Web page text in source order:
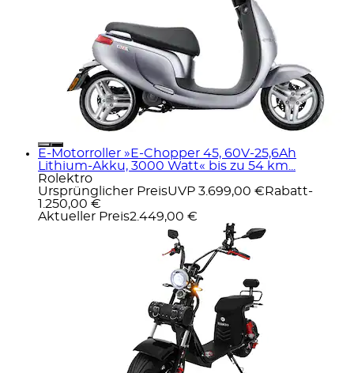
E-Motorroller »E-Chopper 45, 60V-25,6Ah
Lithium-Akku, 3000 Watt« bis zu 54 km...
Rolektro
Ursprünglicher PreisUVP 3.699,00 € Rabatt-
1.250,00 €
Aktueller Preis2.449,00 €